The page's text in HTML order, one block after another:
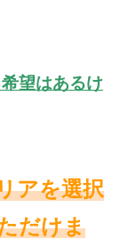
望はあるけ
アを選択
だけま